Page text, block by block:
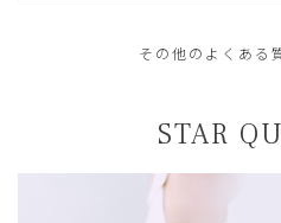
その他のよくある
STAR